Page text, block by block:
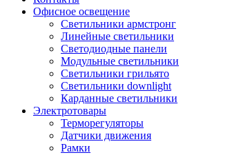
Офисное освещение
Светильники армстронг
Линейные светильники
Светодиодные панели
Модульные светильники
Светильники грильято
Светильники downlight
Карданные светильники
Электротовары
Терморегуляторы
Датчики движения
Рамки